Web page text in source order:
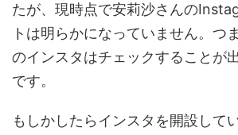
たが、現時点で安莉沙さんの
トは明らかになっていません。つ
のインスタはチェックすることが
です。
もしかしたらインスタを開設して